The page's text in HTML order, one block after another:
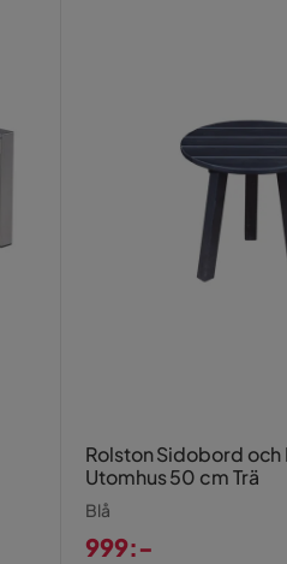
Rolston Sidobord
Utomhus 50 cm Trä
Blå
999:-